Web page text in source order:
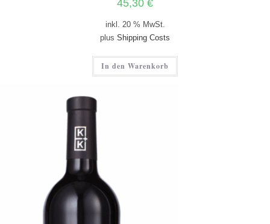
45,30 €
inkl. 20 % MwSt.
plus Shipping Costs
In den Warenkorb